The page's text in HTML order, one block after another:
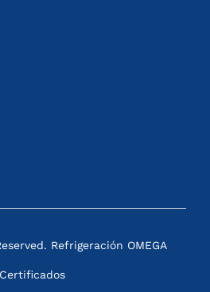
Refrigeración OMEGA
Certificados